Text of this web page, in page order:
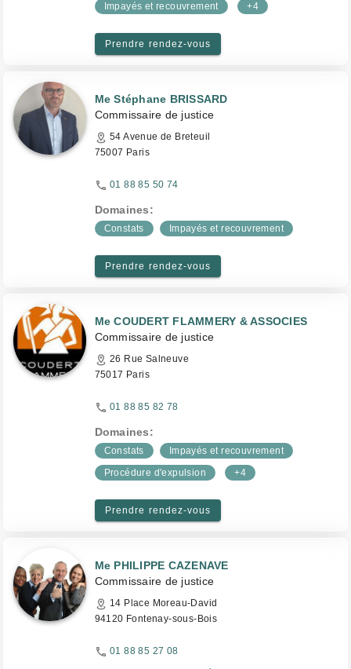
Impayés et recouvrement
+4
Prendre rendez-vous
Me Stéphane BRISSARD
Commissaire de justice
54 Avenue de Breteuil
75007 Paris
01 88 85 50 74
Domaines:
Constats Impayés et recouvrement
Prendre rendez-vous
Me COUDERT FLAMMERY & ASSOCIES
Commissaire de justice
26 Rue Salneuve
75017 Paris
01 88 85 82 78
Domaines:
Constats
Impayés et recouvrement
Procédure d'expulsion
+4
Prendre rendez-vous
Me PHILIPPE CAZENAVE
Commissaire de justice
14 Place Moreau-David
94120 Fontenay-sous-Bois
01 88 85 27 08